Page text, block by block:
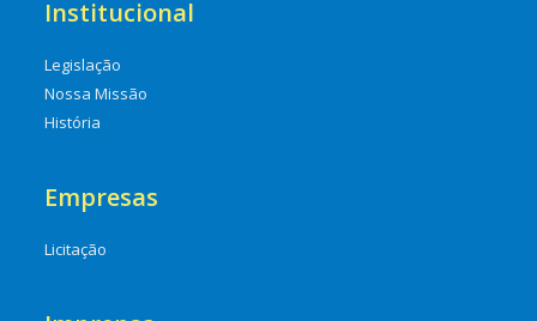
Institucional
Legislação
Nossa Missão
História
Empresas
Licitação